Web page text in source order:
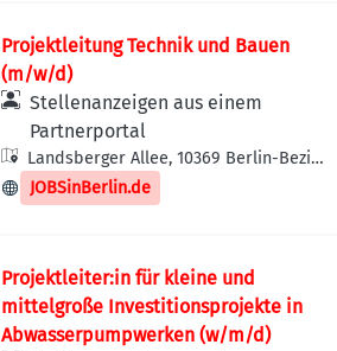
Projektleitung Technik und Bauen
(m/w/d)
Stellenanzeigen aus einem
Partnerportal
Landsberger Allee, 10369 Berlin-Bezirk
Lichtenberg, Deutschland
JOBSinBerlin.de
Projektleiter:in für kleine und
mittelgroße Investitionsprojekte in
Abwasserpumpwerken (w/m/d)